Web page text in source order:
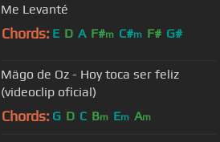
Me Levanté
Chords: E D A F#m C#m F# G#
Mägo de Oz - Hoy toca ser feliz
(videoclip oficial)
Chords: G D C Bm Em Am